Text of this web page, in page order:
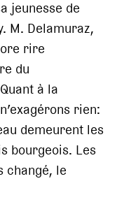
jeunesse de
M. Delamuraz,
rire
du
à la
rien:
demeurent les
bourgeois. Les
changé, le